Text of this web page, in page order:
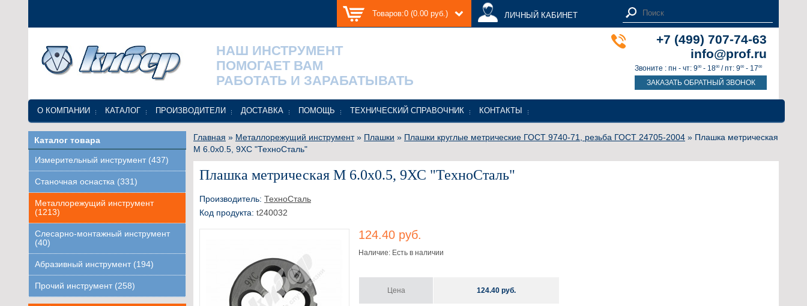
Товаров:0 (0.00 руб.) ЛИЧНЫЙ КАБИНЕТ
НАШ ИНСТРУМЕНТ
ПОМОГАЕТ ВАМ
РАБОТАТЬ И ЗАРАБАТЫВАТЬ
ЗАКАЗАТЬ ОБРАТНЫЙ ЗВОНОК
+7 (499) 707-74-63
info@prof.ru
Звоните : пн - чт: 900 - 1800 / пт: 900 - 1700
О КОМПАНИИ КАТАЛОГ ПРОИЗВОДИТЕЛИ ДОСТАВКА ПОМОЩЬ ТЕХНИЧЕСКИЙ СПРАВОЧНИК КОНТАКТЫ
Каталог товара
Измерительный инструмент (437)
Станочная оснастка (331)
Металлорежущий инструмент
(1213)
Слесарно-монтажный инструмент
(40)
Абразивный инструмент (194)
Прочий инструмент (258)
Главная » Металлорежущий инструмент» Плашки » Плашки круглые метрические ГОСТ 9740-71, резьба ГОСТ 24705-2004 » Плашка метрическая
М 6.0х0.5, 9ХС "ТехноСталь"
Плашка метрическая М 6.0х0.5, 9ХС "ТехноСталь"
Производитель: ТехноСталь
Код продукта: t240032
124.40 руб.
Наличие: Есть в наличии
Цена 124.40 руб.